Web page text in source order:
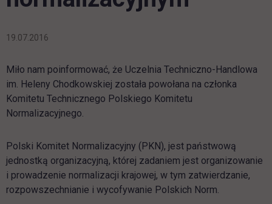
19.07.2016
Miło nam poinformować, że Uczelnia Techniczno-Handlowa
im. Heleny Chodkowskiej została powołana na członka
Komitetu Technicznego Polskiego Komitetu
Normalizacyjnego.
Polski Komitet Normalizacyjny (PKN), jest państwową
jednostką organizacyjną, której zadaniem jest organizowanie
i prowadzenie normalizacji krajowej, w tym zatwierdzanie,
rozpowszechnianie i wycofywanie Polskich Norm.